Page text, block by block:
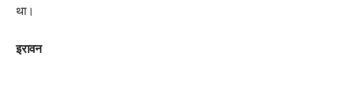
था।
इरावन